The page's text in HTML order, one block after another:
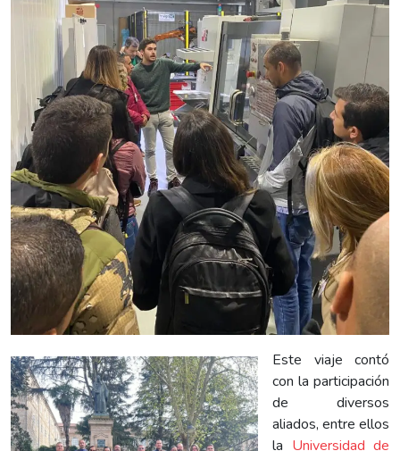
Este viaje contó
con la participación
de diversos
aliados, entre ellos
la Universidad de